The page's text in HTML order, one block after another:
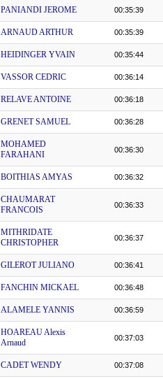
PANIANDI JEROME 00:35:39
ARNAUD ARTHUR 00:35:39
HEIDINGER YVAIN 00:35:44
VASSOR CEDRIC 00:36:14
RELAVE ANTOINE 00:36:18
GRENET SAMUEL 00:36:28
MOHAMED
FARAHANI
00:36:30
BOITHIAS AMYAS 00:36:32
CHAUMARAT
FRANCOIS
00:36:33
MITHRIDATE
CHRISTOPHER
00:36:37
GILEROT JULIANO 00:36:41
FANCHIN MICKAEL 00:36:48
ALAMELE YANNIS 00:36:59
HOAREAU Alexis
Arnaud
00:37:03
CADET WENDY 00:37:08